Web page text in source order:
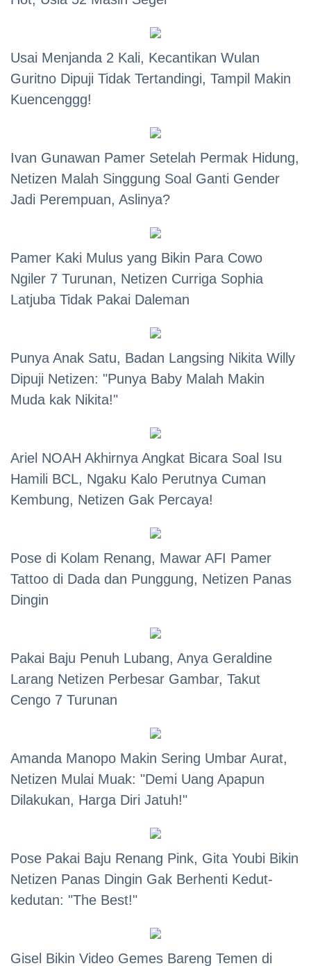
Usai Menjanda 2 Kali, Kecantikan Wulan
Guritno Dipuji Tidak Tertandingi, Tampil Makin
Kuencenggg!
Ivan Gunawan Pamer Setelah Permak Hidung,
Netizen Malah Singgung Soal Ganti Gender
Jadi Perempuan, Aslinya?
Pamer Kaki Mulus yang Bikin Para Cowo
Ngiler 7 Turunan, Netizen Curriga Sophia
Latjuba Tidak Pakai Daleman
Punya Anak Satu, Badan Langsing Nikita Willy
Dipuji Netizen: "Punya Baby Malah Makin
Muda kak Nikita!"
Ariel NOAH Akhirnya Angkat Bicara Soal Isu
Hamili BCL, Ngaku Kalo Perutnya Cuman
Kembung, Netizen Gak Percaya!
Pose di Kolam Renang, Mawar AFI Pamer
Tattoo di Dada dan Punggung, Netizen Panas
Dingin
Pakai Baju Penuh Lubang, Anya Geraldine
Larang Netizen Perbesar Gambar, Takut
Cengo 7 Turunan
Amanda Manopo Makin Sering Umbar Aurat,
Netizen Mulai Muak: "Demi Uang Apapun
Dilakukan, Harga Diri Jatuh!"
Pose Pakai Baju Renang Pink, Gita Youbi Bikin
Netizen Panas Dingin Gak Berhenti Kedut-
kedutan: "The Best!"
Gisel Bikin Video Gemes Bareng Temen di